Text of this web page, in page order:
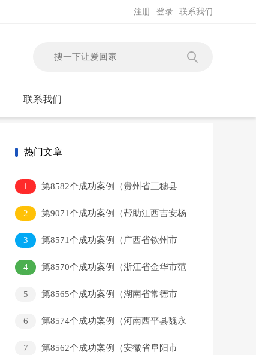
联系我们
登录
注册
联系我们
热门文章
1
第8582个成功案例（贵州省三穗县
吴某本回家）
2
第9071个成功案例（帮助江西吉安杨
某平）
3
第8571个成功案例（广西省钦州市
李某健回家）
4
第8570个成功案例（浙江省金华市范
5
第8565个成功案例（湖南省常德市
6
第8574个成功案例（河南西平县魏永
7
第8562个成功案例（安徽省阜阳市